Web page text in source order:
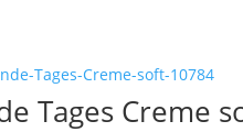
Tages Creme